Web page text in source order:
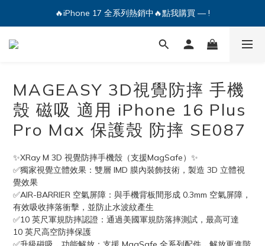
🔥iPhone 17 全系列熱銷中🔥點我購買 — !
💕加入Q哥 Line 新好友領優惠券！🎫
MAGEASY 3D視覺防摔 手機
殼 磁吸 適用 iPhone 16 Plus
Pro Max 保護殼 防摔 SE087
✨XRay M 3D 視覺防摔手機殼（支援MagSafe）✨
✅獨家視覺立體效果：雙層 IMD 膜內裝飾技術，製造 3D 立體視
覺效果
✅AIR-BARRIER 空氣屏障：與手機背板間形成 0.3mm 空氣屏障，
有效吸收摔落衝擊，並防止水波紋產生
✅10 英尺軍規防摔認證：通過美國軍規防落摔測試，最高可達
10 英尺高空防摔保護